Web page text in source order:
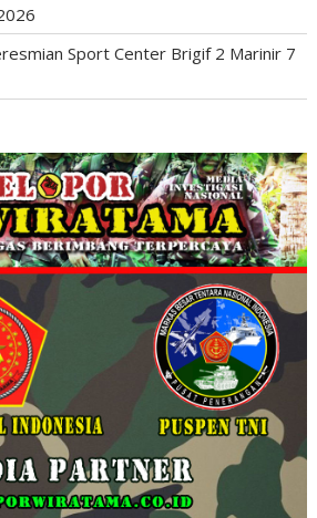
Sport Center Brigif 2 Marinir 7